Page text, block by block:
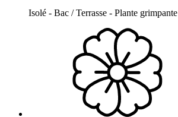
Isolé - Bac / Terrasse - Plante grimpante